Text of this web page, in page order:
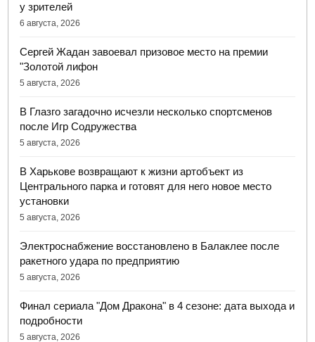
у зрителей
6 августа, 2026
Сергей Жадан завоевал призовое место на премии
"Золотой лифон
5 августа, 2026
В Глазго загадочно исчезли несколько спортсменов
после Игр Содружества
5 августа, 2026
В Харькове возвращают к жизни артобъект из
Центрального парка и готовят для него новое место
установки
5 августа, 2026
Электроснабжение восстановлено в Балаклее после
ракетного удара по предприятию
5 августа, 2026
Финал сериала "Дом Дракона" в 4 сезоне: дата выхода и
подробности
5 августа, 2026